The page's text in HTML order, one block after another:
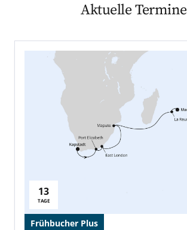
Aktuelle Termine
Frühbucher Plus
Reisedauer:
13
TAGE